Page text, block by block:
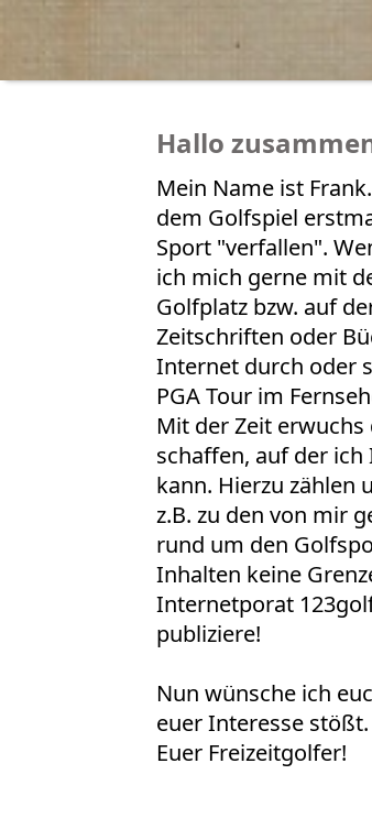
Hallo
Mein Name ist
dem Golfspiel
Sport "verfallen".
ich mich gerne mit
Golfplatz bzw. auf
Zeitschriften oder
Internet durch oder
PGA Tour im
Mit der Zeit erwuchs
schaffen, auf der
kann. Hierzu zählen
z.B. zu den von mir
rund um den
Inhalten keine
Internetporat
publiziere!
Nun wünsche ich
euer Interesse stößt.
Euer Freizeitgolfer!